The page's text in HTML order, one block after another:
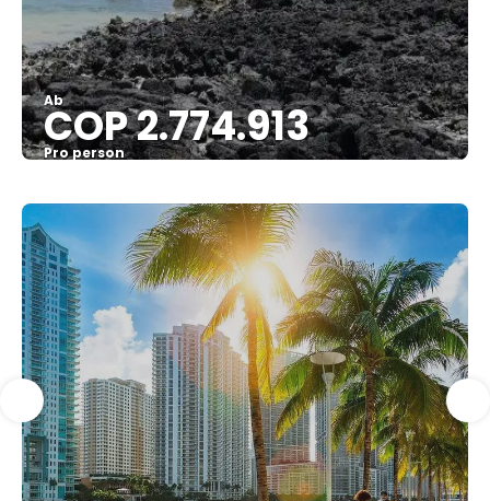
Ab
COP 2.774.913
Pro person